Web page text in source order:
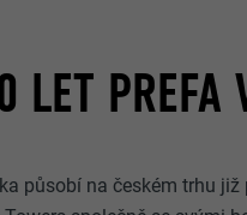
LET PREFA
působí na českém trhu